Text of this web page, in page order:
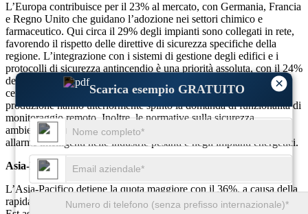
×
Scarica esempio GRATUITO
L’Europa contribuisce per il 23% al mercato, con Germania, Francia
e Regno Unito che guidano l’adozione nei settori chimico e
farmaceutico. Qui circa il 29% degli impianti sono collegati in rete,
favorendo il rispetto delle direttive di sicurezza specifiche della
regione. L’integrazione con i sistemi di gestione degli edifici e i
protocolli di sicurezza antincendio è una priorità assoluta, con il 24%
delle nuove installazioni abbinate a pannelli di controllo
centralizzati. Le iniziative di automazione industriale nei centri di
produzione hanno ulteriormente spinto la domanda di funzionalità di
monitoraggio remoto. Inoltre, le normative sulla sicurezza
ambientale hanno portato a un aumento del 21% dei sistemi di
allarme intelligenti nelle industrie pesanti e negli impianti energetici.
Asia-Pacifico
L’Asia-Pacifico detiene la quota maggiore con il 36%, a causa della
rapida espansione industriale in Cina, India, Corea del Sud e Sud-